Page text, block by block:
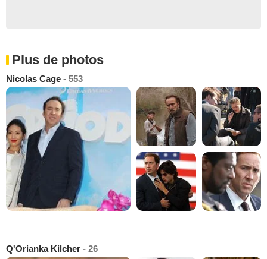
Plus de photos
Nicolas Cage - 553
Q'Orianka Kilcher - 26